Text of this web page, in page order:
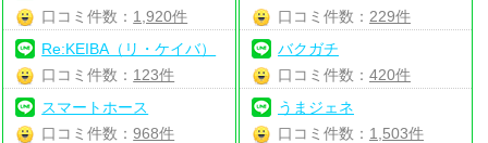
口コミ件数： 1,920件
Re:KEIBA（リ・ケイバ）
口コミ件数： 123件
スマートホース
口コミ件数：968件
口コミ件数： 229件
バクガチ
口コミ件数： 420件
うまジェネ
口コミ件数： 1,503件